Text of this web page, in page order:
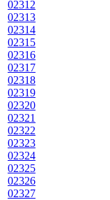
02312
02313
02314
02315
02316
02317
02318
02319
02320
02321
02322
02323
02324
02325
02326
02327